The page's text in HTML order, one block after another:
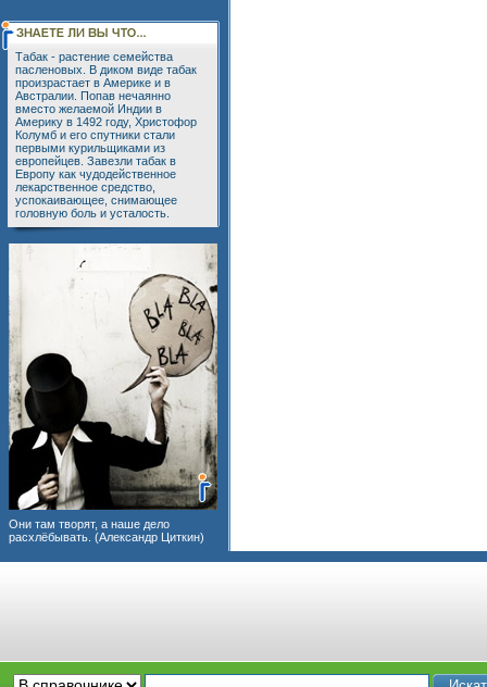
Табак - растение семейства
пасленовых. В диком виде табак
произрастает в Америке и в
Австралии. Попав нечаянно
вместо желаемой Индии в
Америку в 1492 году, Христофор
Колумб и его спутники стали
первыми курильщиками из
европейцев. Завезли табак в
Европу как чудодейственное
лекарственное средство,
успокаивающее, снимающее
головную боль и усталость.
Они там творят, а наше дело
расхлёбывать. (Александр Циткин)